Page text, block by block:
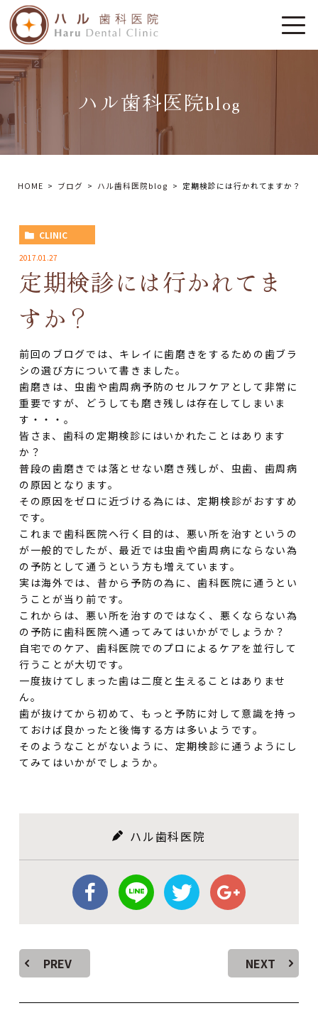
ハル歯科医院blog
HOME ブログ ハル歯科医院blog 定期検診には行かれてますか？
CLINIC
2017.01.27
定期検診には行かれてま
すか？
前回のブログでは、キレイに歯磨きをするための歯ブラ
シの選び方について書きました。
歯磨きは、虫歯や歯周病予防のセルフケアとして非常に
重要ですが、どうしても磨き残しは存在してしまいま
す・・・。
皆さま、歯科の定期検診にはいかれたことはあります
か？
普段の歯磨きでは落とせない磨き残しが、虫歯、歯周病
の原因となります。
その原因をゼロに近づける為には、定期検診がおすすめ
です。
これまで歯科医院へ行く目的は、悪い所を治すというの
が一般的でしたが、最近では虫歯や歯周病にならない為
の予防として通うという方も増えています。
実は海外では、昔から予防の為に、歯科医院に通うとい
うことが当り前です。
これからは、悪い所を治すのではなく、悪くならない為
の予防に歯科医院へ通ってみてはいかがでしょうか？
自宅でのケア、歯科医院でのプロによるケアを並行して
行うことが大切です。
一度抜けてしまった歯は二度と生えることはありませ
ん。
歯が抜けてから初めて、もっと予防に対して意識を持っ
ておけば良かったと後悔する方は多いようです。
そのようなことがないように、定期検診に通うようにし
てみてはいかがでしょうか。
ハル歯科医院
PREV NEXT